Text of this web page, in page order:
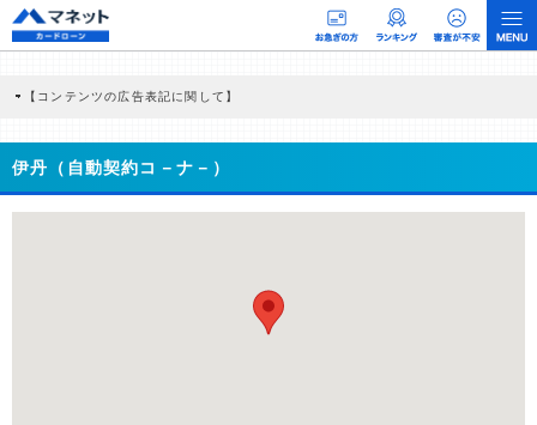
【コンテンツの広告表記に関して】
商品を根拠なくPRするものではなく、当編集部の調査／ユーザーへの口コミ収集な
どに基づき、公平性を担保した情報提供を行っています。
>提携企業一覧
伊丹（自動契約コ－ナ－）